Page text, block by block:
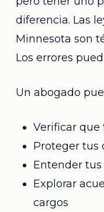
diferencia. Las
Minnesota son
Los errores
Un abogado
Verificar que
Proteger tus
Entender
Explorar
cargos